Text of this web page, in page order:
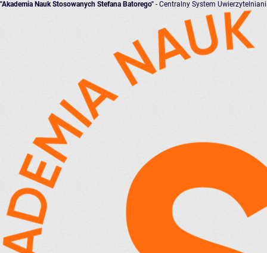
"Akademia Nauk Stosowanych Stefana Batorego" - Centralny System